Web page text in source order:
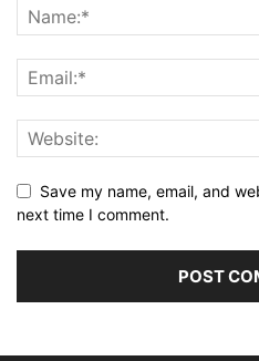
Save my name, email, and
next time I comment.